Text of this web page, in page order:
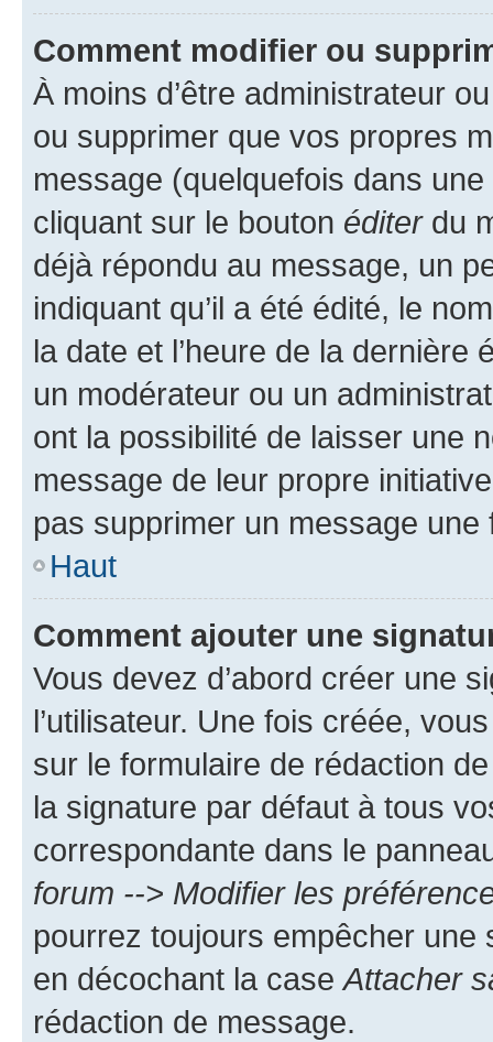
Comment modifier ou
À moins d’être administrateur
ou supprimer que vos propres
message (quelquefois dans
cliquant sur le bouton éditerdu
déjà répondu au message, un
indiquant qu’il a été édité, le
la date et l’heure de la dernière
un modérateur ou un
ont la possibilité de laisser une
message de leur propre
pas supprimer un message une
Haut
Comment ajouter une
Vous devez d’abord créer une
l’utilisateur. Une fois créée,
sur le formulaire de rédaction
la signature par défaut à tous
correspondante dans le
forum --> Modifier les
pourrez toujours empêcher une
en décochant la case Attacher
rédaction de message.